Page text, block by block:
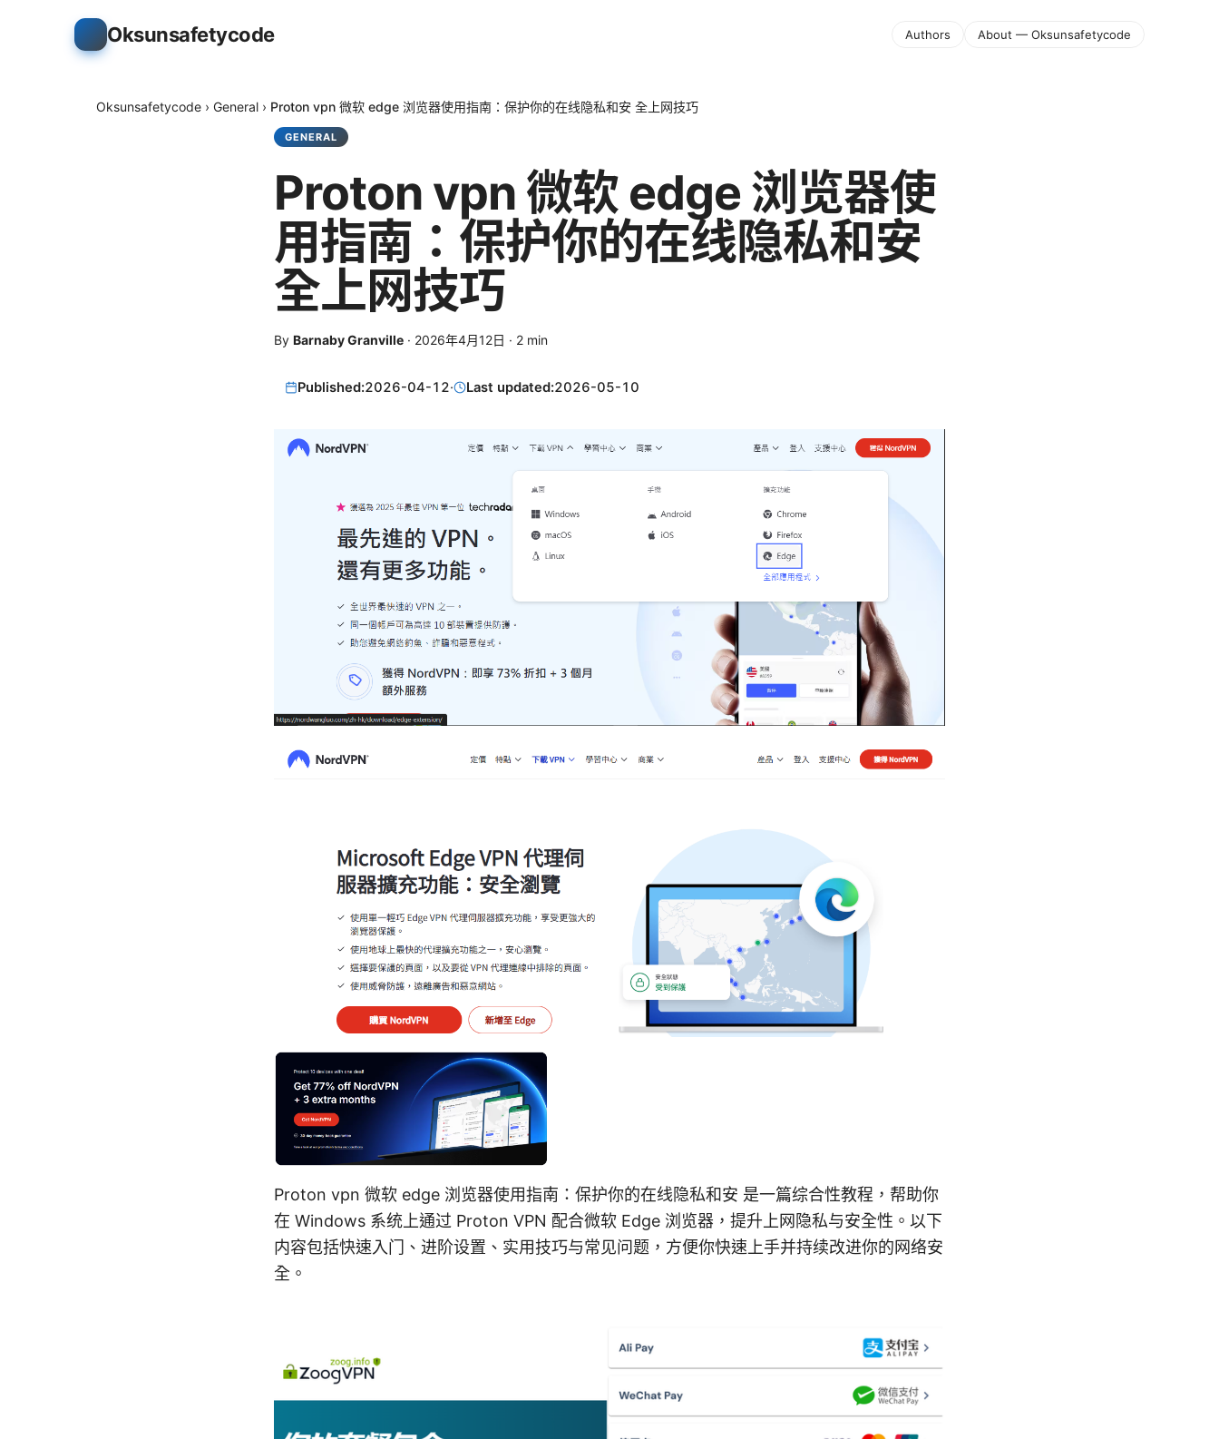
Oksunsafetycode Authors About — Oksunsafetycode
Oksunsafetycode › General › Proton vpn 微软 edge 浏览器使用指南：保护你的在线隐私和安 全上网技巧
GENERAL
Proton vpn 微软 edge 浏览器使
用指南：保护你的在线隐私和安
全上网技巧
By Barnaby Granville · 2026年4月12日 · 2 min
Published:2026-04-12· Last updated:2026-05-10
Proton vpn 微软 edge 浏览器使用指南：保护你的在线隐私和安 是一篇综合性教程，帮助你
在 Windows 系统上通过 Proton VPN 配合微软 Edge 浏览器，提升上网隐私与安全性。以下
内容包括快速入门、进阶设置、实用技巧与常见问题，方便你快速上手并持续改进你的网络安
全。